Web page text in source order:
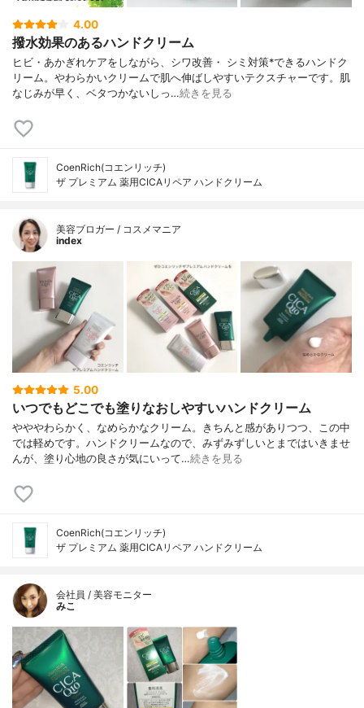
4.00
撥水効果のあるハンドクリーム
ヒビ・あかぎれケアをしながら、シワ改善・ シミ対策*できるハンドク
リーム。やわらかいクリームで肌へ伸ばしやすいテクスチャーです。肌
なじみが早く、ベタつかないしっ…続きを見る
CoenRich(コエンリッチ)
ザ プレミアム 薬用CICAリペア ハンドクリーム
美容ブロガー / コスメマニア
index
5.00
いつでもどこでも塗りなおしやすいハンドクリーム
やややわらかく、なめらかなクリーム。きちんと感がありつつ、この中
では軽めです。ハンドクリームなので、みずみずしいとまではいきませ
んが、塗り心地の良さが気にいって…続きを見る
CoenRich(コエンリッチ)
ザ プレミアム 薬用CICAリペア ハンドクリーム
会社員 / 美容モニター
みこ